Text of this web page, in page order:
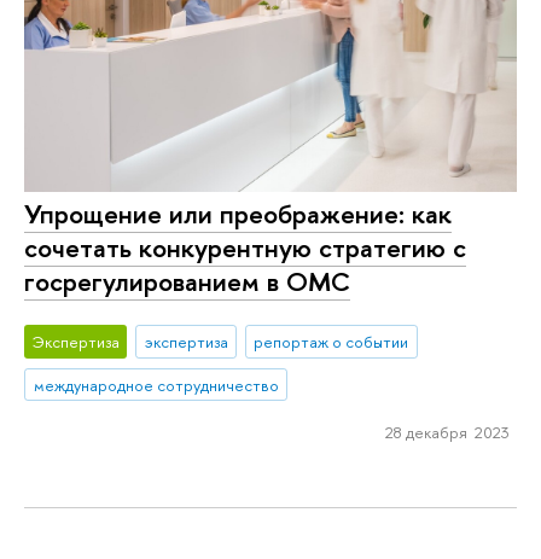
Упрощение или преображение: как
сочетать конкурентную стратегию с
госрегулированием в ОМС
Экспертиза экспертиза
репортаж о событии
международное сотрудничество
28 декабря 2023